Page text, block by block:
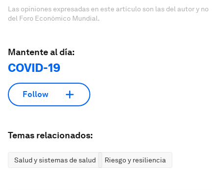
Las opiniones expresadas en este artículo son las del autor y no
del Foro Económico Mundial.
Mantente al día:
COVID-19
Follow
Temas relacionados:
Salud y sistemas de salud Riesgo y resiliencia